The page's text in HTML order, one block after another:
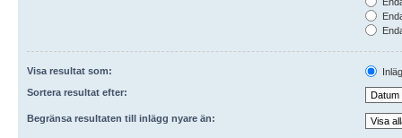
Visa resultat som:
Sortera resultat efter:
Begränsa resultaten till inlägg nyare än: